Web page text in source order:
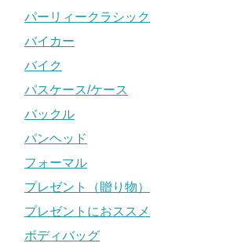
パーリィークラシック
バイカー
バイク
パスケース/ケース
バックル
パンヘッド
フォーマル
プレゼント（贈り物）
プレゼントにおススメ
ボディバッグ